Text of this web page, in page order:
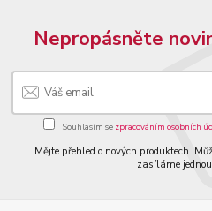
Nepropásněte
Souhlasím se zpracováním osobních
Mějte přehled o nových produktech.
zasíláme